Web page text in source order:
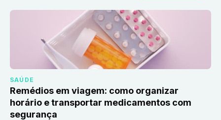
SAÚDE
Remédios em viagem: como organizar
horário e transportar medicamentos com
segurança